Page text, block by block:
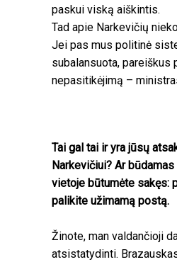
paskui viską aiškintis.
Tad apie Narkevičių
Jei pas mus politinė
subalansuota, pareiškus
nepasitikėjimą –
Tai gal tai ir yra jūsų
Narkevičiui? Ar
vietoje būtumėte sakęs:
palikite užimamą postą.
Žinote, man valdančioji
atsistatydinti.